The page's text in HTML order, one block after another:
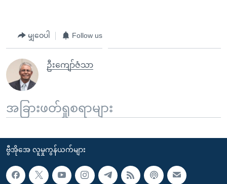
မျှဝေပါ Follow us
ဦးကျော်ဇံသာ
အခြားဖတ်ရှုစရာများ
ဗွီအိုအေ လူမှုကွန်ယက်များ